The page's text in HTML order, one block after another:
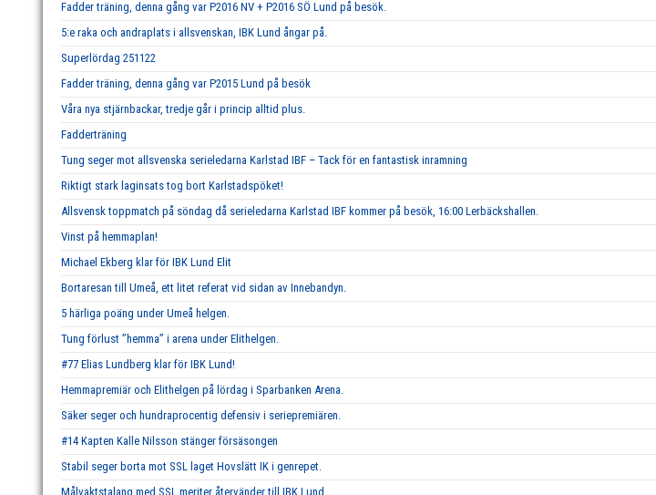
Fadder träning, denna gång var P2016 NV + P2016 SÖ Lund på besök.
5:e raka och andraplats i allsvenskan, IBK Lund ångar på.
Superlördag 251122
Fadder träning, denna gång var P2015 Lund på besök
Våra nya stjärnbackar, tredje går i princip alltid plus.
Fadderträning
Tung seger mot allsvenska serieledarna Karlstad IBF – Tack för en fantastisk inramning
Riktigt stark laginsats tog bort Karlstadspöket!
Allsvensk toppmatch på söndag då serieledarna Karlstad IBF kommer på besök, 16:00 Lerbäckshallen.
Vinst på hemmaplan!
Michael Ekberg klar för IBK Lund Elit
Bortaresan till Umeå, ett litet referat vid sidan av Innebandyn.
5 härliga poäng under Umeå helgen.
Tung förlust ’’hemma’’ i arena under Elithelgen.
#77 Elias Lundberg klar för IBK Lund!
Hemmapremiär och Elithelgen på lördag i Sparbanken Arena.
Säker seger och hundraprocentig defensiv i seriepremiären.
#14 Kapten Kalle Nilsson stänger försäsongen
Stabil seger borta mot SSL laget Hovslätt IK i genrepet.
Målvaktstalang med SSL meriter återvänder till IBK Lund